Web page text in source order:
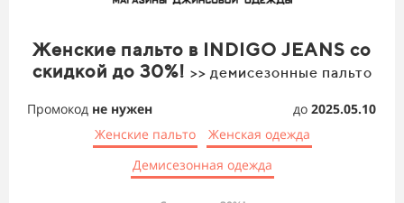
Женские пальто в INDIGO JEANS со
скидкой до 30%! >> демисезонные пальто
Промокод не нужен до 2025.05.10
Женские пальто
Женская одежда
Демисезонная одежда